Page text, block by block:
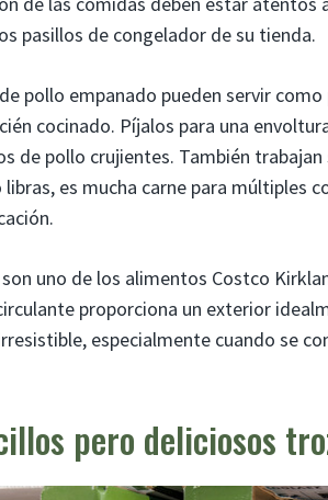
pasillos de congelador de su tienda.
pollo empanado pueden servir
cocinado. Píjalos para una
de pollo crujientes. También
es mucha carne para múltiples
uno de los alimentos Costco
proporciona un exterior
especialmente cuando se
pero deliciosos